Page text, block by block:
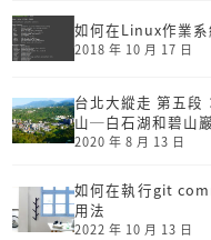
如何在Linux作業
2018 年 10 月 17 日
台北大縱走 第五
山─白石湖和碧山巖
2020 年 8 月 13 日
如何在執行git
用法
2022 年 10 月 13 日